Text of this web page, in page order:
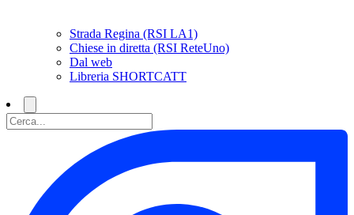
Strada Regina (RSI LA1)
Chiese in diretta (RSI ReteUno)
Dal web
Libreria SHORTCATT